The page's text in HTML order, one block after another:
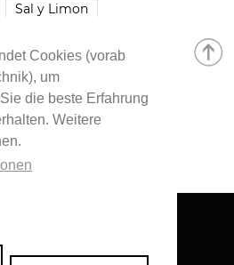
Cookies (vorab
um
die beste Erfahrung
Weitere
Sal y Limon
smash! Steve Madden
Zara